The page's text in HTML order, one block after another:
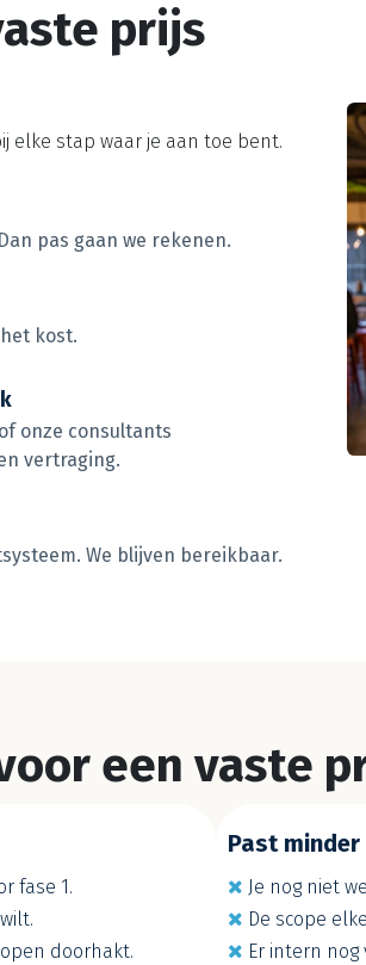
prijs
elke stap waar je aan toe bent.
pas gaan we rekenen.
kost.
onze consultants
vertraging.
We blijven bereikbaar.
een vaste
fase 1.
doorhakt.
Past
Je nog niet
De scope
Er intern